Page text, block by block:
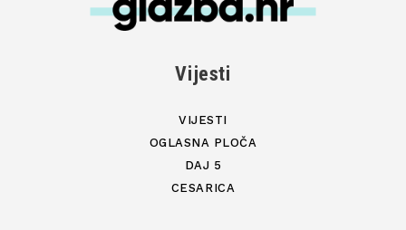
Vijesti
VIJESTI
OGLASNA PLOČA
DAJ 5
CESARICA